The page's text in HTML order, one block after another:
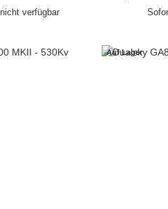
verfügbar
Auf Lager